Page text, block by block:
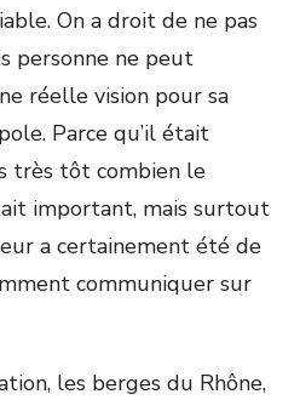
On a droit de ne pas
personne ne peut
réelle vision pour sa
Parce qu’il était
très tôt combien le
important, mais surtout
a certainement été de
communiquer sur
les berges du Rhône,